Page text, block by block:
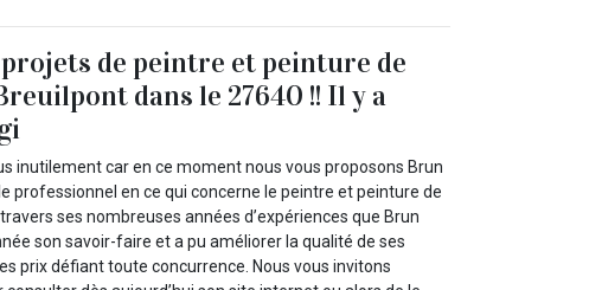
de peintre et peinture de
dans le 27640 !! Il y a
inutilement car en ce moment nous vous proposons Brun
professionnel en ce qui concerne le peintre et peinture de
ses nombreuses années d’expériences que Brun
son savoir-faire et a pu améliorer la qualité de ses
prix défiant toute concurrence. Nous vous invitons